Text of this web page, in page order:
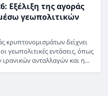
Εξέλιξη της αγοράς
γεωπολιτικών
κρυπτονομισμάτων δείχνει
γεωπολιτικές εντάσεις, όπως
ανταλλαγών και η…